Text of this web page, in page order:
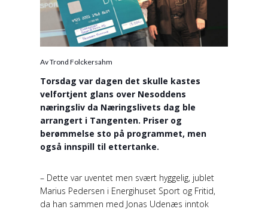
Av Trond Folckersahm
Torsdag var dagen det skulle kastes
velfortjent glans over Nesoddens
næringsliv da Næringslivets dag ble
arrangert i Tangenten. Priser og
berømmelse sto på programmet, men
også innspill til ettertanke.
– Dette var uventet men svært hyggelig, jublet
Marius Pedersen i Energihuset Sport og Fritid,
da han sammen med Jonas Udenæs inntok